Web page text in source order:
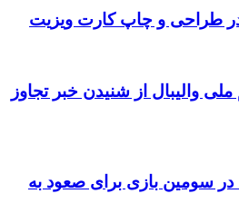
والیبال از شنیدن خبر تجاوز
سومین بازی برای صعود به